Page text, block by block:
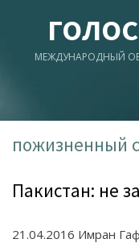
МЕЖДУНАРОДНЫЙ
пожизненный
Пакистан: не
21.04.2016 Имран